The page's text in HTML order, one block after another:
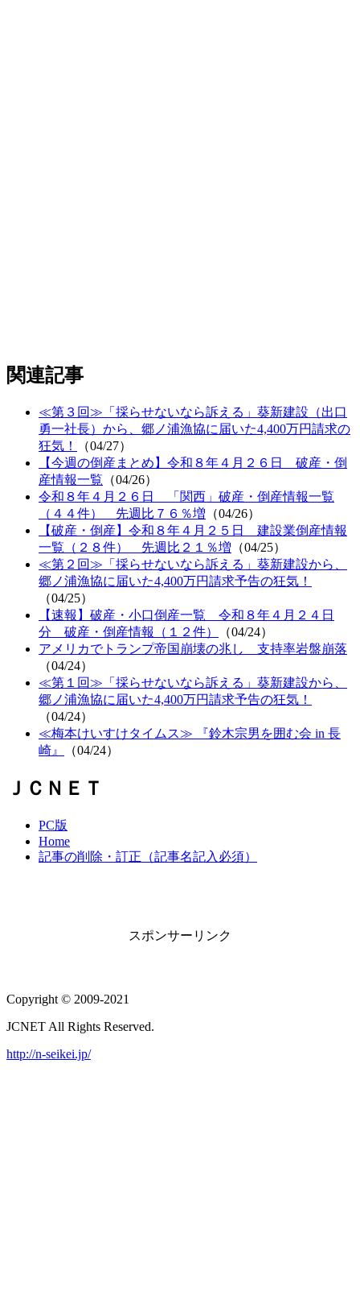
関連記事
≪第３回≫「採らせないなら訴える」葵新建設（出口
勇一社長）から、郷ノ浦漁協に届いた4,400万円請求の
狂気！
（04/27）
【今週の倒産まとめ】令和８年４月２６日 破産・倒
産情報一覧 （04/26）
令和８年４月２６日 「関西」破産・倒産情報一覧
（４４件） 先週比７６％増 （04/26）
【破産・倒産】令和８年４月２５日 建設業倒産情報
一覧（２８件） 先週比２１％増 （04/25）
≪第２回≫「採らせないなら訴える」葵新建設から、
郷ノ浦漁協に届いた4,400万円請求予告の狂気！
（04/25）
【速報】破産・小口倒産一覧 令和８年４月２４日
分 破産・倒産情報（１２件）
（04/24）
アメリカでトランプ帝国崩壊の兆し 支持率岩盤崩落
（04/24）
≪第１回≫「採らせないなら訴える」葵新建設から、
郷ノ浦漁協に届いた4,400万円請求予告の狂気！
（04/24）
≪梅本けいすけタイムス≫ 『鈴木宗男を囲む会 in 長
崎』
（04/24）
ＪＣＮＥＴ
PC版
Home
記事の削除・訂正（記事名記入必須）
スポンサーリンク
Copyright © 2009-2021
JCNET All Rights Reserved.
http://n-seikei.jp/